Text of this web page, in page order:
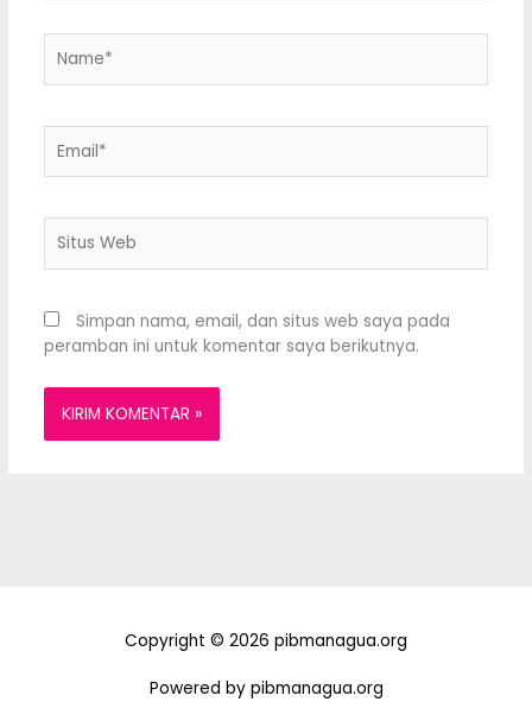
Web
Simpan nama, email, dan situs web saya pada
peramban ini untuk komentar saya berikutnya.
Copyright © 2026 pibmanagua.org
Powered by pibmanagua.org